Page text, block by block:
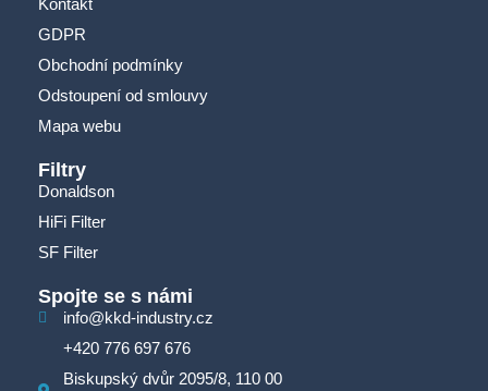
Kontakt
GDPR
Obchodní podmínky
Odstoupení od smlouvy
Mapa webu
Filtry
Donaldson
HiFi Filter
SF Filter
Spojte se s námi
info@kkd-industry.cz
+420 776 697 676
Biskupský dvůr 2095/8, 110 00